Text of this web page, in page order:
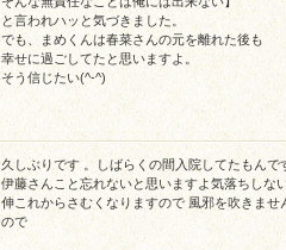
と言われハッと気づきました。
でも、まめくんは春菜さんの元を離れた後も
幸せに過ごしてたと思いますよ。
そう信じたい(^-^)
久しぶりです 。しばらくの間入院してたもん
伊藤さんこと忘れないと思いますよ気落ちしな
伸これからさむくなりますので 風邪を吹きま
ので